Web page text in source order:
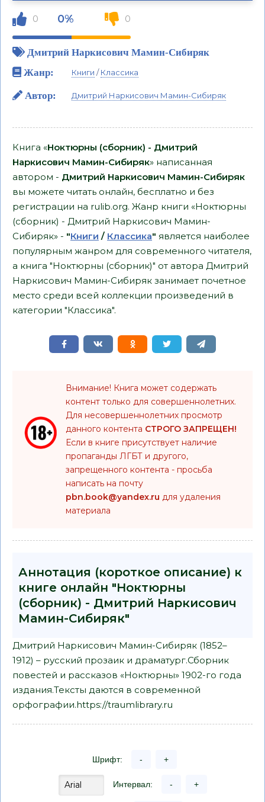
0 0% 0
Дмитрий Наркисович Мамин-Сибиряк
Жанр:
Книги /Классика
Автор: Дмитрий Наркисович Мамин-Сибиряк
Книга «Ноктюрны (сборник) - Дмитрий
Наркисович Мамин-Сибиряк» написанная
автором - Дмитрий Наркисович Мамин-Сибиряк
вы можете читать онлайн, бесплатно и без
регистрации на rulib.org. Жанр книги «Ноктюрны
(сборник) - Дмитрий Наркисович Мамин-
Сибиряк» - "Книги / Классика" является наиболее
популярным жанром для современного читателя,
а книга "Ноктюрны (сборник)" от автора Дмитрий
Наркисович Мамин-Сибиряк занимает почетное
место среди всей коллекции произведений в
категории "Классика".
Внимание! Книга может содержать
контент только для совершеннолетних.
Для несовершеннолетних просмотр
данного контента СТРОГО ЗАПРЕЩЕН!
Если в книге присутствует наличие
пропаганды ЛГБТ и другого,
запрещенного контента - просьба
написать на почту
pbn.book@yandex.ru для удаления
материала
Аннотация (короткое описание) к
книге онлайн "Ноктюрны
(сборник) - Дмитрий Наркисович
Мамин-Сибиряк"
Дмитрий Наркисович Мамин-Сибиряк (1852–
1912) – русский прозаик и драматург.Сборник
повестей и рассказов «Ноктюрны» 1902-го года
издания.Тексты даются в современной
орфографии.https://traumlibrary.ru
Шрифт: - +
Интервал: - +